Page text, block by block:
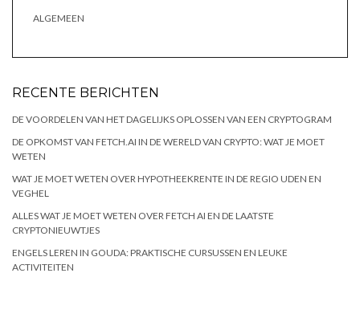
ALGEMEEN
RECENTE BERICHTEN
DE VOORDELEN VAN HET DAGELIJKS OPLOSSEN VAN EEN CRYPTOGRAM
DE OPKOMST VAN FETCH.AI IN DE WERELD VAN CRYPTO: WAT JE MOET
WETEN
WAT JE MOET WETEN OVER HYPOTHEEKRENTE IN DE REGIO UDEN EN
VEGHEL
ALLES WAT JE MOET WETEN OVER FETCH AI EN DE LAATSTE
CRYPTONIEUWTJES
ENGELS LEREN IN GOUDA: PRAKTISCHE CURSUSSEN EN LEUKE
ACTIVITEITEN